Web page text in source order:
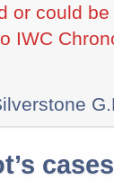
or could
IWC